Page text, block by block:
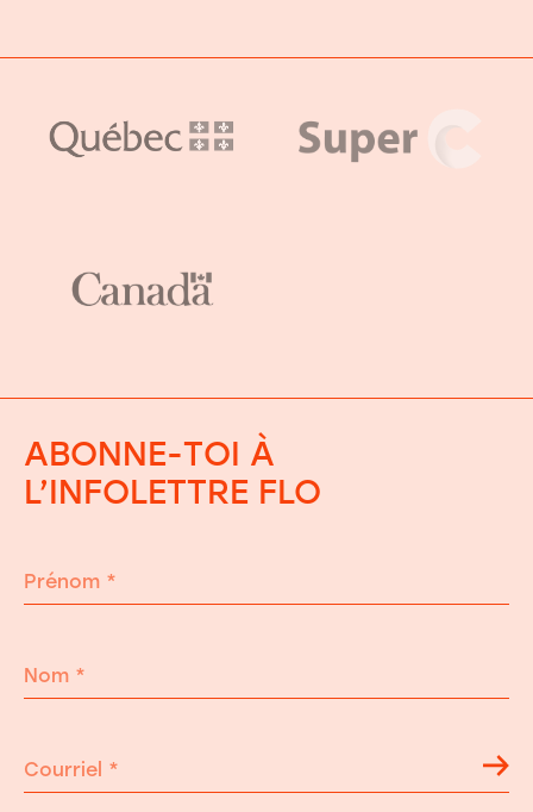
ABONNE-TOI À
L’INFOLETTRE FLO
Prénom *
Nom *
Courriel *